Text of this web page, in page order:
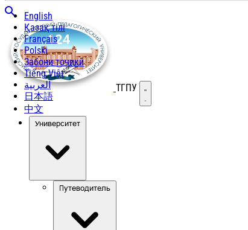
English
Қазақ тілі
Français
Polski
Забони тоҷикӣ
Tiếng Việt
العربية
日本語
中文
ТГПУ Открыть меню
Университет
Путеводитель